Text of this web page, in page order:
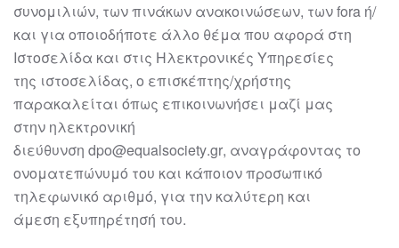
συνομιλιών, των πινάκων ανακοινώσεων, των fora ή/
και για οποιοδήποτε άλλο θέμα που αφορά στη
Ιστοσελίδα και στις Ηλεκτρονικές Υπηρεσίες
της ιστοσελίδας, ο επισκέπτης/χρήστης
παρακαλείται όπως επικοινωνήσει μαζί μας
στην ηλεκτρονική
διεύθυνση dpo@equalsociety.gr, αναγράφοντας το
ονοματεπώνυμό του και κάποιον προσωπικό
τηλεφωνικό αριθμό, για την καλύτερη και
άμεση εξυπηρέτησή του.